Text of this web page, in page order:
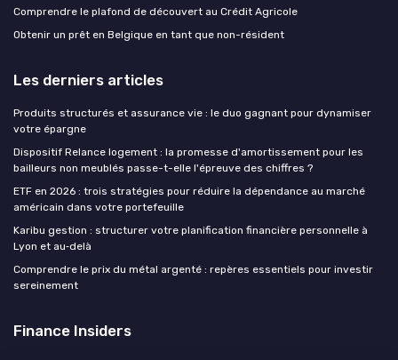
Comprendre le plafond de découvert au Crédit Agricole
Obtenir un prêt en Belgique en tant que non-résident
Les derniers articles
Produits structurés et assurance vie : le duo gagnant pour dynamiser
votre épargne
Dispositif Relance logement : la promesse d'amortissement pour les
bailleurs non meublés passe-t-elle l'épreuve des chiffres ?
ETF en 2026 : trois stratégies pour réduire la dépendance au marché
américain dans votre portefeuille
Karibu gestion : structurer votre planification financière personnelle à
Lyon et au‑delà
Comprendre le prix du métal argenté : repères essentiels pour investir
sereinement
Finance Insiders